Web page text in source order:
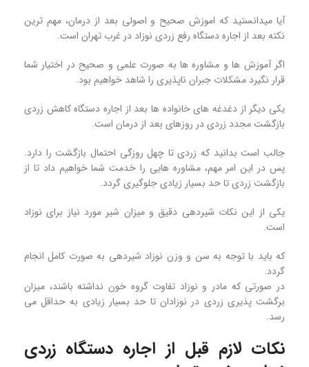
آیا میدانستید که اموزش صحیح و اصولی بعد از درمان، مهم ترین
نکته بعد از اجاره دستگاه رفع زردی نوزاد در غرب تهران است.
اگر آموزش ها و مشاوره ها به صورت علمی و صحیح در اختیار شما
قرار نگیرد مشکلات جبران ناپذیری را شاهد خواهیم بود.
یکی دیگر از دغدغه های خانواده ها بعد از اجاره دستگاه کاهش زردی
بازگشت مجدد زردی در روزهای بعد از درمان است.
جالب است بدانید که زردی تا چهل روزگی احتمال بازگشت را دارد.
پس در این امر مهم، مشاوره هایی را خدمت شما خواهیم داد تا از
بازگشت زردی تا حد بسیار زیادی جلوگیری گردد.
یکی از این نکات شیردهی دقیق و میزان شیر مورد نیاز برای نوزاد
است.
که باید با توجه به سن و وزن نوزاد شیردهی به صورت کامل انجام
گردد.
در صورتی که مادر و نوزاد تفاوت گروه خون نداشته باشند، میزان
برگشت پذیری زردی در نوزادان تا حد بسیار زیادی به حداقل می
رسد.
نکات لازم قبل از اجاره دستگاه زردی